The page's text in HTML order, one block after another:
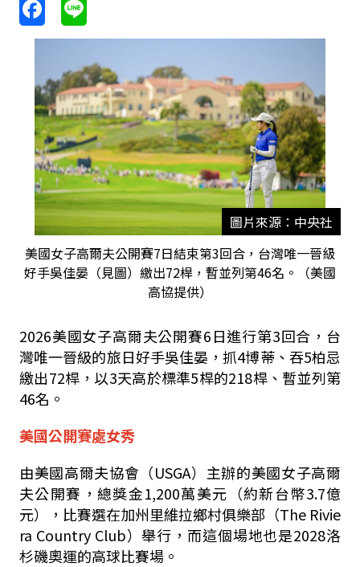
圖片來源：中央社
美國女子高爾夫公開賽7日結束第3回合，台灣唯一晉級
好手吳佳晏（見圖）繳出72桿，暫並列第46名。（美國
高協提供）
2026美國女子高爾夫公開賽6日進行第3回合，台
灣唯一晉級的旅日好手吳佳晏，抓4博蒂、吞5柏忌
繳出72桿，以3天高於標準5桿的218桿、暫並列第
46名。
美國公開賽處女秀
由美國高爾夫協會（USGA）主辦的美國女子高爾
夫公開賽，總獎金1,200萬美元（約新台幣3.7億
元），比賽選在加州里維拉鄉村俱樂部（The Rivie
ra Country Club）舉行，而這個場地也是2028洛
杉磯奧運的高球比賽場。